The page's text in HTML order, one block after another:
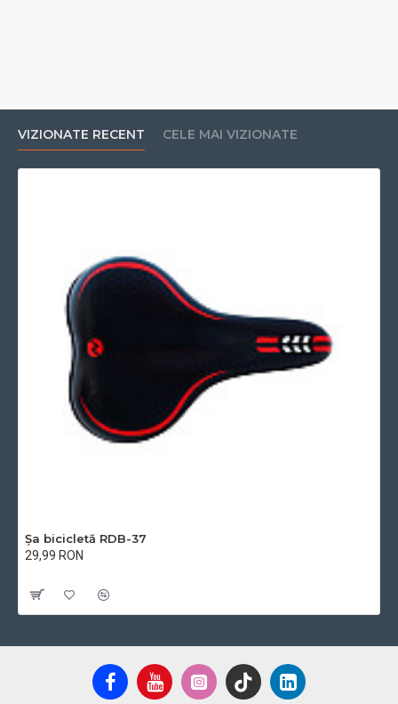
VIZIONATE RECENT CELE MAI VIZIONATE
Șa bicicletă RDB-37
29,99 RON